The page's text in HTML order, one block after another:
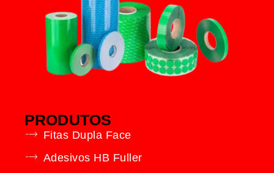
PRODUTOS
Fitas Dupla Face
Adesivos HB Fuller